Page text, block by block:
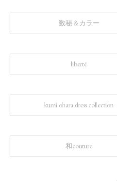
数秘＆カラー
liberté
kumi ohara dress collection
和couture